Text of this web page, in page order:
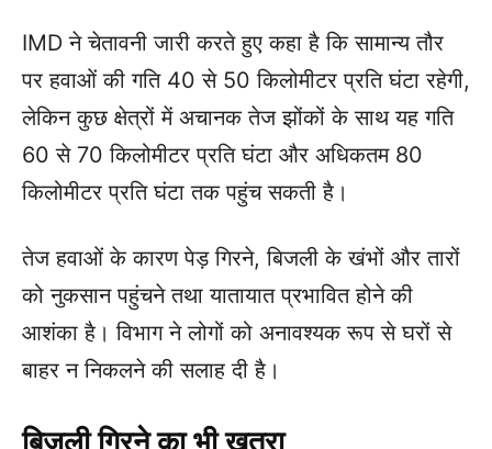
IMD ने चेतावनी जारी करते हुए कहा है कि सामान्य तौर
पर हवाओं की गति 40 से 50 किलोमीटर प्रति घंटा रहेगी,
लेकिन कुछ क्षेत्रों में अचानक तेज झोंकों के साथ यह गति
60 से 70 किलोमीटर प्रति घंटा और अधिकतम 80
किलोमीटर प्रति घंटा तक पहुंच सकती है।
तेज हवाओं के कारण पेड़ गिरने, बिजली के खंभों और तारों
को नुकसान पहुंचने तथा यातायात प्रभावित होने की
आशंका है। विभाग ने लोगों को अनावश्यक रूप से घरों से
बाहर न निकलने की सलाह दी है।